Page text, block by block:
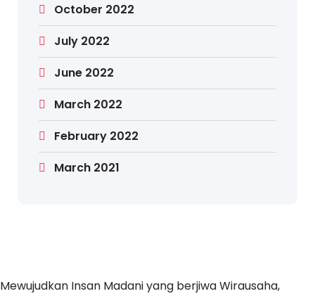
October 2022
July 2022
June 2022
March 2022
February 2022
March 2021
Mewujudkan Insan Madani yang berjiwa Wirausaha,